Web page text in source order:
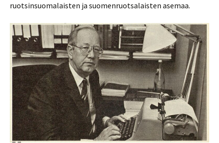
ruotsinsuomalaisten ja suomenruotsalaisten asemaa.